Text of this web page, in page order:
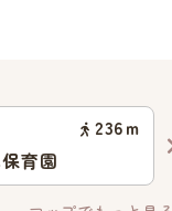
236ｍ
育園